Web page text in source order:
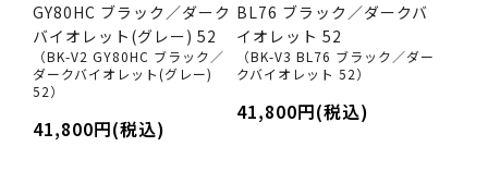
GY80HC ブラック／ダーク
バイオレット(グレー) 52
（BK-V2 GY80HC ブラック／
ダークバイオレット(グレー)
52）
41,800円(税込)
BL76 ブラック／ダークバ
イオレット 52
（BK-V3 BL76 ブラック／ダー
クバイオレット 52）
41,800円(税込)